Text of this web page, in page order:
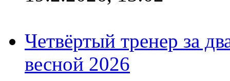
Четвёртый тренер за
весной 2026